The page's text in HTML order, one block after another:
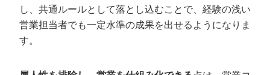
し、共通ルールとして落とし込むことで、経験の浅い
営業担当者でも一定水準の成果を出せるようになりま
す。